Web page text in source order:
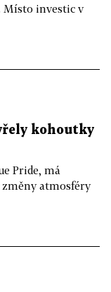
Místo investic v
kohoutky
Pride, má
změny atmosféry